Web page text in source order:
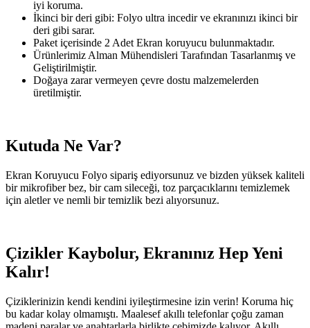
iyi koruma.
İkinci bir deri gibi: Folyo ultra incedir ve ekranınızı ikinci bir
deri gibi sarar.
Paket içerisinde 2 Adet Ekran koruyucu bulunmaktadır.
Ürünlerimiz Alman Mühendisleri Tarafından Tasarlanmış ve
Geliştirilmiştir.
Doğaya zarar vermeyen çevre dostu malzemelerden
üretilmiştir.
Kutuda Ne Var?
Ekran Koruyucu Folyo sipariş ediyorsunuz ve bizden yüksek kaliteli
bir mikrofiber bez, bir cam sileceği, toz parçacıklarını temizlemek
için aletler ve nemli bir temizlik bezi alıyorsunuz.
Çizikler Kaybolur, Ekranınız Hep Yeni
Kalır!
Çiziklerinizin kendi kendini iyileştirmesine izin verin! Koruma hiç
bu kadar kolay olmamıştı. Maalesef akıllı telefonlar çoğu zaman